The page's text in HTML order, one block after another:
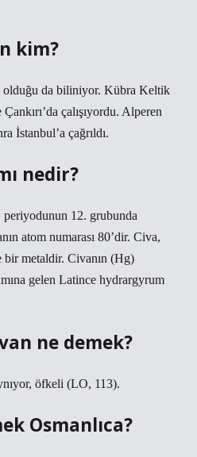
kim?
olduğu da biliniyor. Kübra Keltik
çalışıyordu. Alperen
İstanbul’a çağrıldı.
nedir?
12. grubunda
atom numarası 80’dir. Civa,
metaldir. Civanın (Hg)
gelen Latince hydrargyrum
ne demek?
öfkeli (LO, 113).
Osmanlıca?